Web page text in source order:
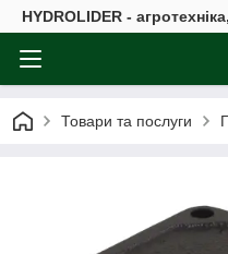
HYDROLIDER -
Товари та послуги